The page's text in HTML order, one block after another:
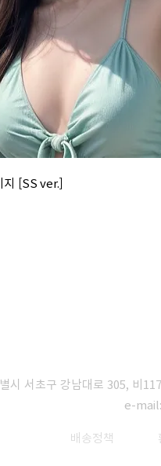
지 [SS ver.]
시 서초구 강남대로 305, 비
e-mail:
배송정책